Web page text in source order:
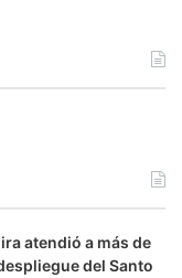
atendió a más de
del Santo